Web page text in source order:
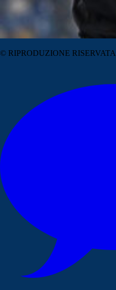
© RIPRODUZIONE RISERVATA